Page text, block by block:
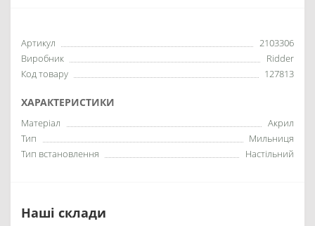
Артикул
2103306
Виробник
Ridder
Код товару
127813
ХАРАКТЕРИСТИКИ
Матеріал
Акрил
Тип
Мильниця
Тип встановлення
Настільний
Наші склади